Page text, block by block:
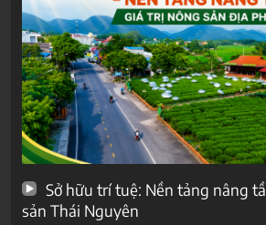
Sở hữu trí tuệ: Nền tảng nâng
sản Thái Nguyên